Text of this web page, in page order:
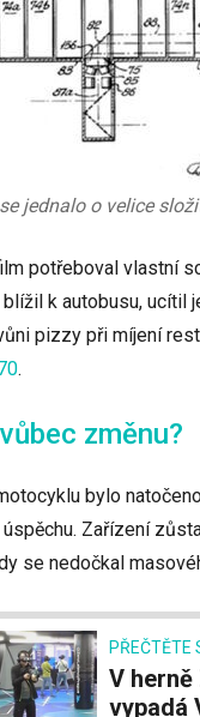
jednalo o velice
potřeboval vlastní
k autobusu, ucítil
pizzy při míjení
.
změnu?
bylo
Zařízení
se nedočkal
PŘEČTĚTE
V herně Zero Latency jsem vyzkoušel, jak
vypadá